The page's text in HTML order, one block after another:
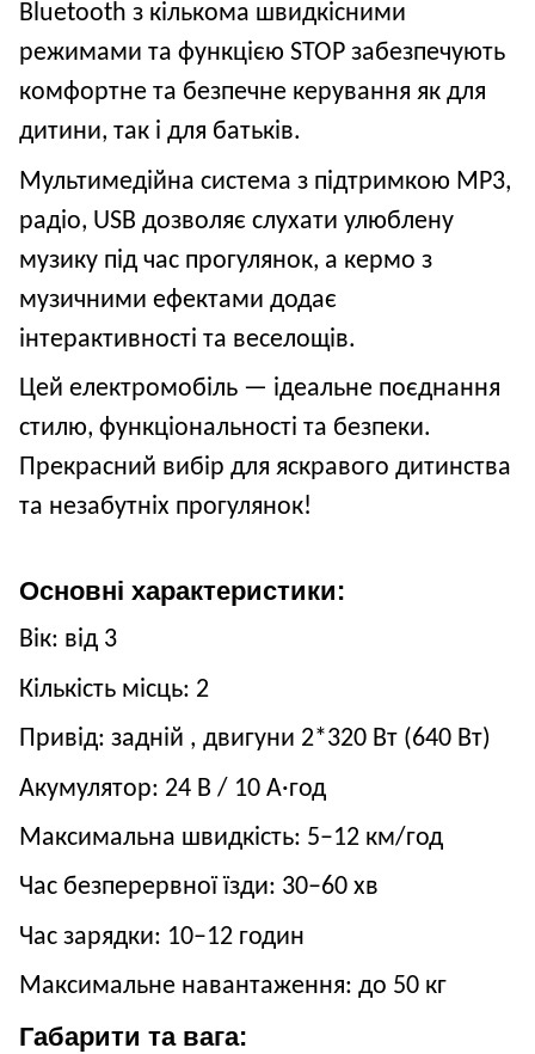
Bluetooth з кількома швидкісними
режимами та функцією STOP забезпечують
комфортне та безпечне керування як для
дитини, так і для батьків.
Мультимедійна система з підтримкою MP3,
радіо, USB дозволяє слухати улюблену
музику під час прогулянок, а кермо з
музичними ефектами додає
інтерактивності та веселощів.
Цей електромобіль — ідеальне поєднання
стилю, функціональності та безпеки.
Прекрасний вибір для яскравого дитинства
та незабутніх прогулянок!
Основні характеристики:
Вік: від 3
Кількість місць: 2
Привід: задній , двигуни 2*320 Вт (640 Вт)
Акумулятор: 24 В / 10 А·год
Максимальна швидкість: 5–12 км/год
Час безперервної їзди: 30–60 хв
Час зарядки: 10–12 годин
Максимальне навантаження: до 50 кг
Габарити та вага: